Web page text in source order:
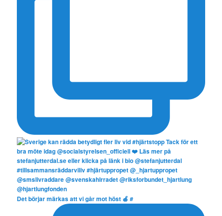
Det börjar märkas att vi går mot höst 🍎 #